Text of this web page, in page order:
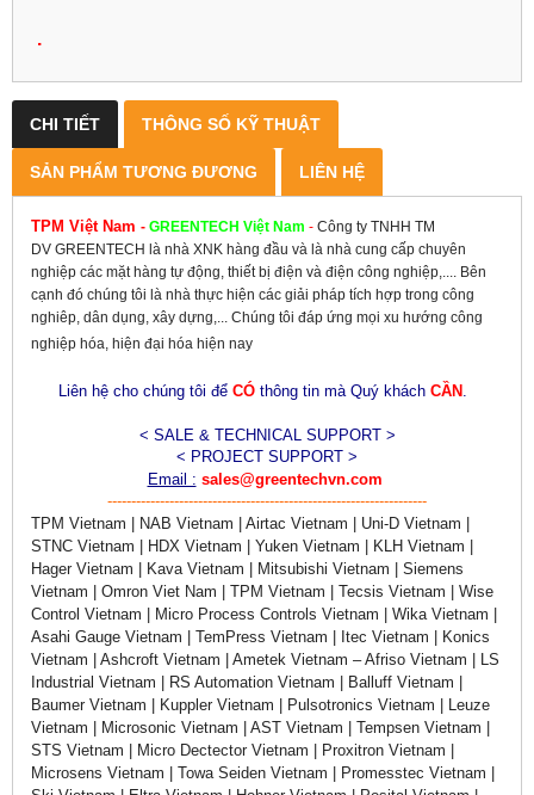
.
CHI TIẾT THÔNG SỐ KỸ THUẬT
SẢN PHẨM TƯƠNG ĐƯƠNG LIÊN HỆ
TPM Việt Nam - GREENTECH Việt Nam - Công ty TNHH TM
DV GREENTECH là nhà XNK hàng đầu và là nhà cung cấp chuyên
nghiệp các mặt hàng tự động, thiết bị điện và điện công nghiệp,.... Bên
cạnh đó chúng tôi là nhà thực hiện các giải pháp tích hợp trong công
nghiêp, dân dụng, xây dựng,... Chúng tôi đáp ứng mọi xu hướng công
nghiệp hóa, hiện đại hóa hiện nay
Liên hệ cho chúng tôi để CÓthông tin mà Quý khách CẦN .
< SALE & TECHNICAL SUPPORT >
< PROJECT SUPPORT >
Email : sales@greentechvn.com
-------------------------------------------------------------------
TPM Vietnam | NAB Vietnam | Airtac Vietnam | Uni-D Vietnam |
STNC Vietnam | HDX Vietnam | Yuken Vietnam | KLH Vietnam |
Hager Vietnam | Kava Vietnam | Mitsubishi Vietnam | Siemens
Vietnam | Omron Viet Nam | TPM Vietnam | Tecsis Vietnam | Wise
Control Vietnam | Micro Process Controls Vietnam | Wika Vietnam |
Asahi Gauge Vietnam | TemPress Vietnam | Itec Vietnam | Konics
Vietnam | Ashcroft Vietnam | Ametek Vietnam – Afriso Vietnam | LS
Industrial Vietnam | RS Automation Vietnam | Balluff Vietnam |
Baumer Vietnam | Kuppler Vietnam | Pulsotronics Vietnam | Leuze
Vietnam | Microsonic Vietnam | AST Vietnam | Tempsen Vietnam |
STS Vietnam | Micro Dectector Vietnam | Proxitron Vietnam |
Microsens Vietnam | Towa Seiden Vietnam | Promesstec Vietnam |